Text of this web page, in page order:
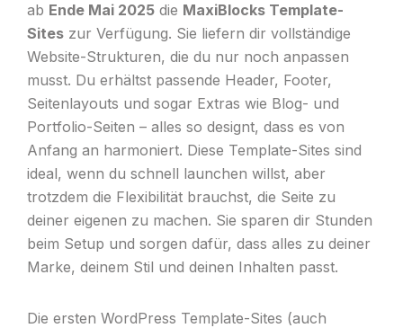
ab Ende Mai 2025die MaxiBlocks Template-
Siteszur Verfügung. Sie liefern dir vollständige
Website-Strukturen, die du nur noch anpassen
musst. Du erhältst passende Header, Footer,
Seitenlayouts und sogar Extras wie Blog- und
Portfolio-Seiten – alles so designt, dass es von
Anfang an harmoniert. Diese Template-Sites sind
ideal, wenn du schnell launchen willst, aber
trotzdem die Flexibilität brauchst, die Seite zu
deiner eigenen zu machen. Sie sparen dir Stunden
beim Setup und sorgen dafür, dass alles zu deiner
Marke, deinem Stil und deinen Inhalten passt.
Die ersten WordPress Template-Sites (auch